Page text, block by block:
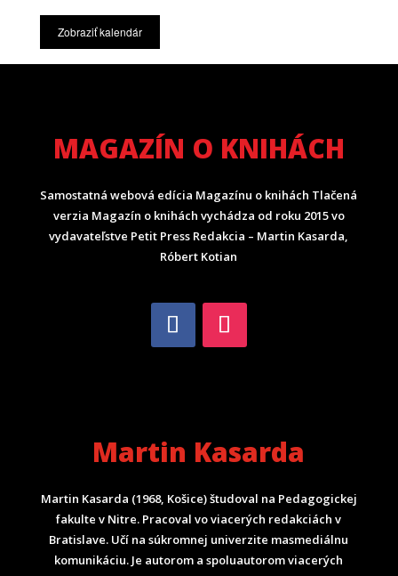
Zobraziť kalendár
MAGAZÍN O KNIHÁCH
Samostatná webová edícia Magazínu o knihách Tlačená
verzia Magazín o knihách vychádza od roku 2015 vo
vydavateľstve Petit Press Redakcia – Martin Kasarda,
Róbert Kotian
Martin Kasarda
Martin Kasarda (1968, Košice) študoval na Pedagogickej
fakulte v Nitre. Pracoval vo viacerých redakciách v
Bratislave. Učí na súkromnej univerzite masmediálnu
komunikáciu. Je autorom a spoluautorom viacerých